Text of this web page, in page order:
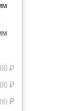
₽
₽
₽